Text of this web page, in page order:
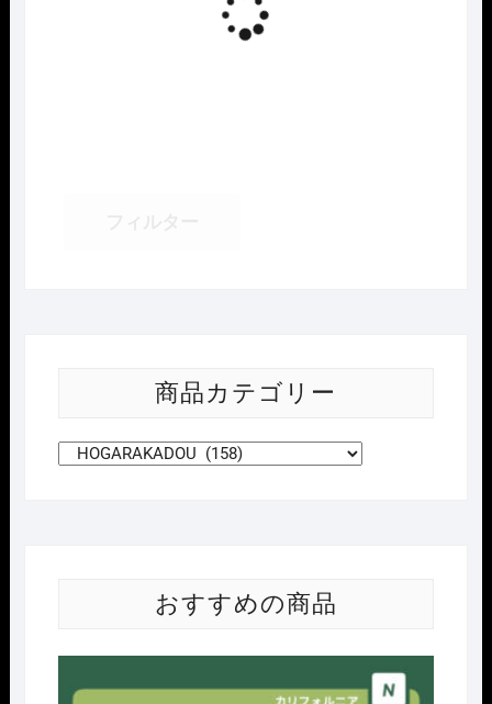
商品カテゴリー
おすすめの商品